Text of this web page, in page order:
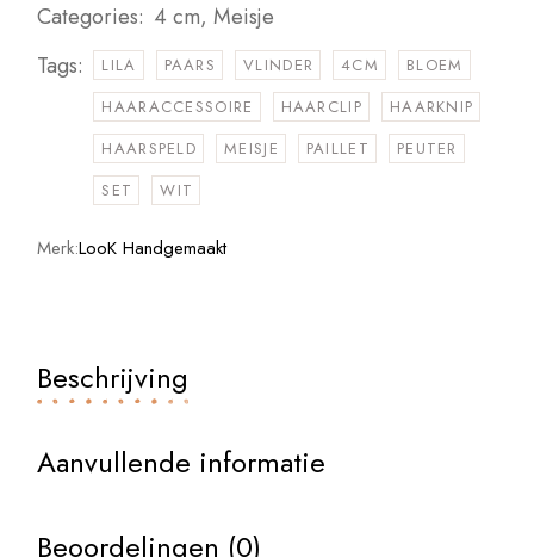
Categories: 4 cm,Meisje
Tags:
LILA PAARS VLINDER 4CM
BLOEM
HAARACCESSOIRE
HAARCLIP
HAARKNIP
HAARSPELD
MEISJE PAILLET
PEUTER
SET
WIT
Merk:LooK Handgemaakt
Beschrijving
Aanvullende informatie
Beoordelingen (0)